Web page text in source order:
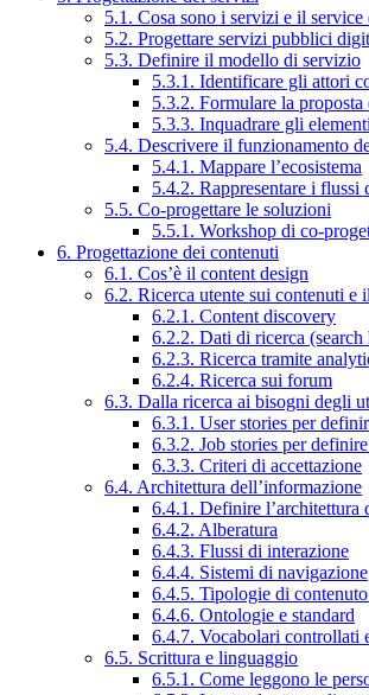
5.1. Cosa sono i servizi e il service
5.2. Progettare servizi pubblici
5.3. Definire il modello di servizio
5.3.1. Identificare gli attori
5.3.2. Formulare la
5.3.3. Inquadrare gli
5.4. Descrivere il funzionamento
5.4.1. Mappare l’ecosistema
5.4.2. Rappresentare i flussi
5.5. Co-progettare le soluzioni
5.5.1. Workshop di co-
6. Progettazione dei contenuti
6.1. Cos’è il content design
6.2. Ricerca utente sui contenuti e
6.2.1. Content discovery
6.2.2. Dati di ricerca
6.2.3. Ricerca tramite
6.2.4. Ricerca sui forum
6.3. Dalla ricerca ai bisogni degli
6.3.1. User stories per
6.3.2. Job stories per
6.3.3. Criteri di accettazione
6.4. Architettura dell’informazione
6.4.1. Definire l’architettura
6.4.2. Alberatura
6.4.3. Flussi di interazione
6.4.4. Sistemi di navigazione
6.4.5. Tipologie di
6.4.6. Ontologie e standard
6.4.7. Vocabolari controllati
6.5. Scrittura e linguaggio
6.5.1. Come leggono le